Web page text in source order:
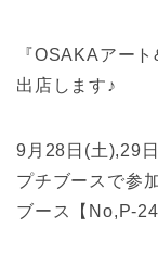
『OSAKAアー
出店します♪
9月28日(土),29
プチブースで参
ブース【No,P-24